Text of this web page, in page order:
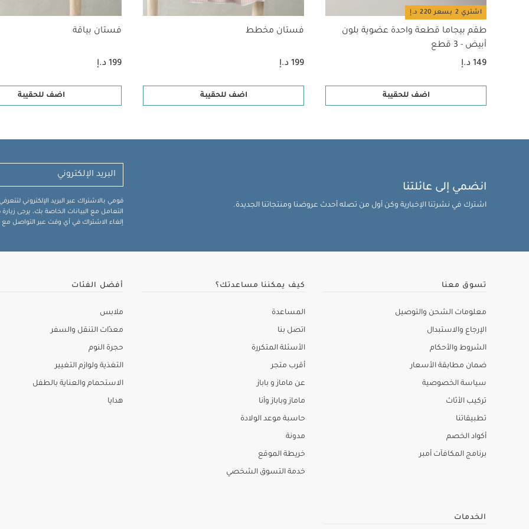
اشتري 2 بسعر 220 د.إ
طقم بيجاما قطعة واحدة عضوية بلون
أبيض - 3 قطع
149 د.إ
اضف للحقيبة
فستان مخطط
199 د.إ
اضف للحقيبة
فستان بياقة
199 د.إ
اضف للحقيبة
انضمي إلى عائلتنا
اشترك في نشرتنا الإخبارية وكن أول من تصله أحدث عروضنا ومنتجاتنا الجديدة.
قومي بالاشتراك عبر البريد الإلكتروني
التعامل مع البيانات الخاصة بك، يرجى
إلغاء الاشتراك في أي وقت عبر التواصل مع
تسوق معنا
معلومات الشحن والتوصيل
الإرجاع والاستبدال
الشروط والأحكام
ضمان مطابقة الأسعار
سياسة الخصوصية
تركيب الأثاث
تطبيقاتنا
أكواد الخصم
برنامج المكافآت أمبر
كيف يمكننا مساعدتك؟
المساعدة
اتصل بنا
الأسئلة المتكررة
أقرب متجر
عن ماماز و باباز
ماماز وباباز وأنا
حاسبة موعد الولادة
مدونة
خريطة الموقع
خدمة التسوق الشخصي
أفضل الفئات
ملابس
معدّات التنقل والسفر
حجرة النوم
التغذية ولوازم التغيير
الاستحمام والعناية بالطفل
هدايا
الخدمات